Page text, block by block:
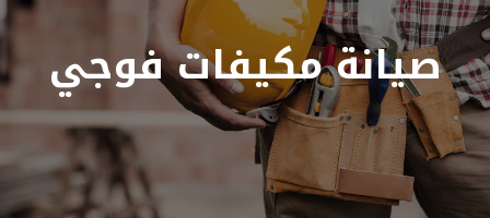
صيانة مكيفات فوجي